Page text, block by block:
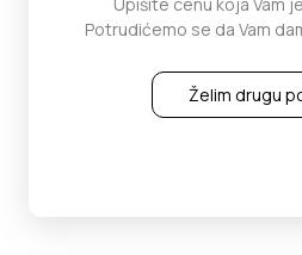
Potrudićemo se da Vam
Želim drugu